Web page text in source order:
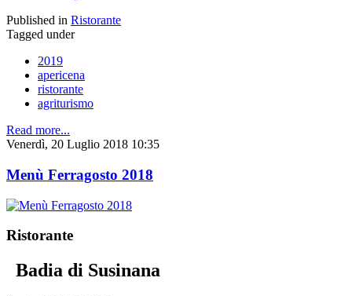
Published in Ristorante
Tagged under
2019
apericena
ristorante
agriturismo
Read more...
Venerdì, 20 Luglio 2018 10:35
Menù Ferragosto 2018
Ristorante
Badia di Susinana